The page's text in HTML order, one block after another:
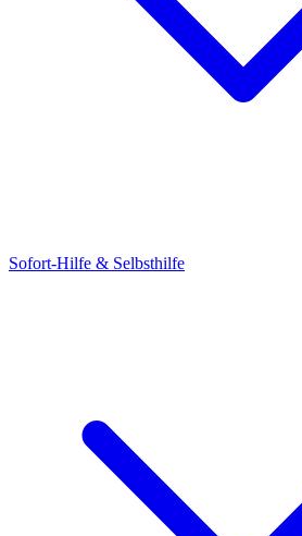
Sofort-Hilfe & Selbsthilfe